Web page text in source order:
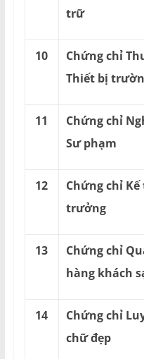
trữ
10
Chứng chỉ
Thiết bị
11
Chứng chỉ
Sư phạm
12
Chứng chỉ
trưởng
13
Chứng chỉ
hàng khách
14
Chứng chỉ
chữ đẹp